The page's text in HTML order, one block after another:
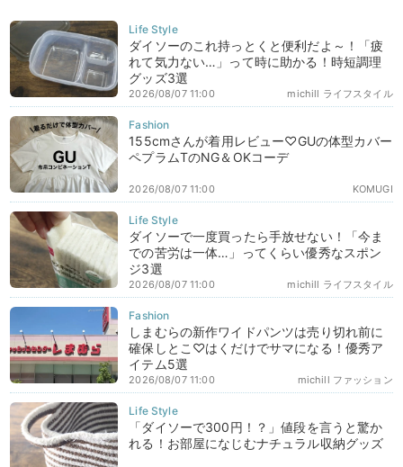
ダイソーのこれ持っとくと便利だよ～！「疲
れて気力ない…」って時に助かる！時短調理
グッズ3選
michill ライフスタイル
2026/08/07 11:00
155cmさんが着用レビュー♡GUの体型カバー
ペプラムTのNG＆OKコーデ
KOMUGI
2026/08/07 11:00
ダイソーで一度買ったら手放せない！「今ま
での苦労は一体…」ってくらい優秀なスポン
ジ3選
michill ライフスタイル
2026/08/07 11:00
しまむらの新作ワイドパンツは売り切れ前に
確保しとこ♡はくだけでサマになる！優秀ア
イテム5選
michill ファッション
2026/08/07 11:00
「ダイソーで300円！？」値段を言うと驚か
れる！お部屋になじむナチュラル収納グッズ